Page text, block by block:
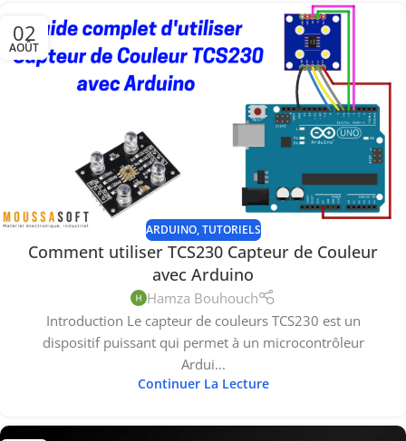
02
AOÛT
ARDUINO,TUTORIELS
Comment utiliser TCS230 Capteur de Couleur
avec Arduino
Hamza Bouhouch
Introduction Le capteur de couleurs TCS230 est un
dispositif puissant qui permet à un microcontrôleur
Ardui...
Continuer La Lecture